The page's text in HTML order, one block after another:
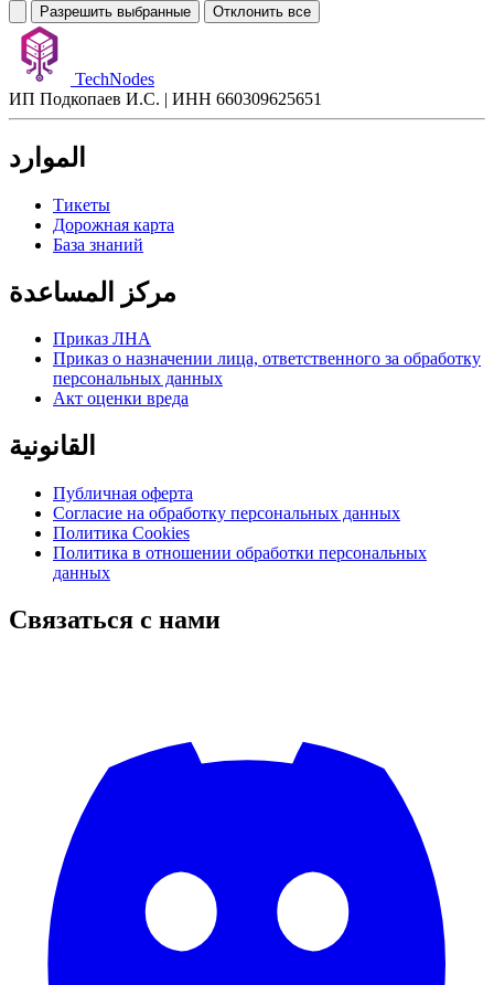
Разрешить выбранные Отклонить все
TechNodes
ИП Подкопаев И.С. | ИНН 660309625651
الموارد
Тикеты
Дорожная карта
База знаний
مركز المساعدة
Приказ ЛНА
Приказ о назначении лица, ответственного за обработку
персональных данных
Акт оценки вреда
القانونية
Публичная оферта
Согласие на обработку персональных данных
Политика Cookies
Политика в отношении обработки персональных
данных
Связаться с нами